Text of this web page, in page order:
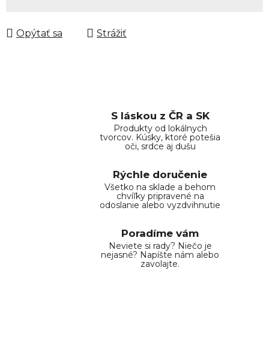
Opýtať sa Strážiť
S láskou z ČR a SK
Produkty od lokálnych
tvorcov. Kúsky, ktoré potešia
oči, srdce aj dušu
Rýchle doručenie
Všetko na sklade a behom
chvíľky pripravené na
odoslanie alebo vyzdvihnutie
Poradíme vám
Neviete si rady? Niečo je
nejasné? Napíšte nám alebo
zavolajte.